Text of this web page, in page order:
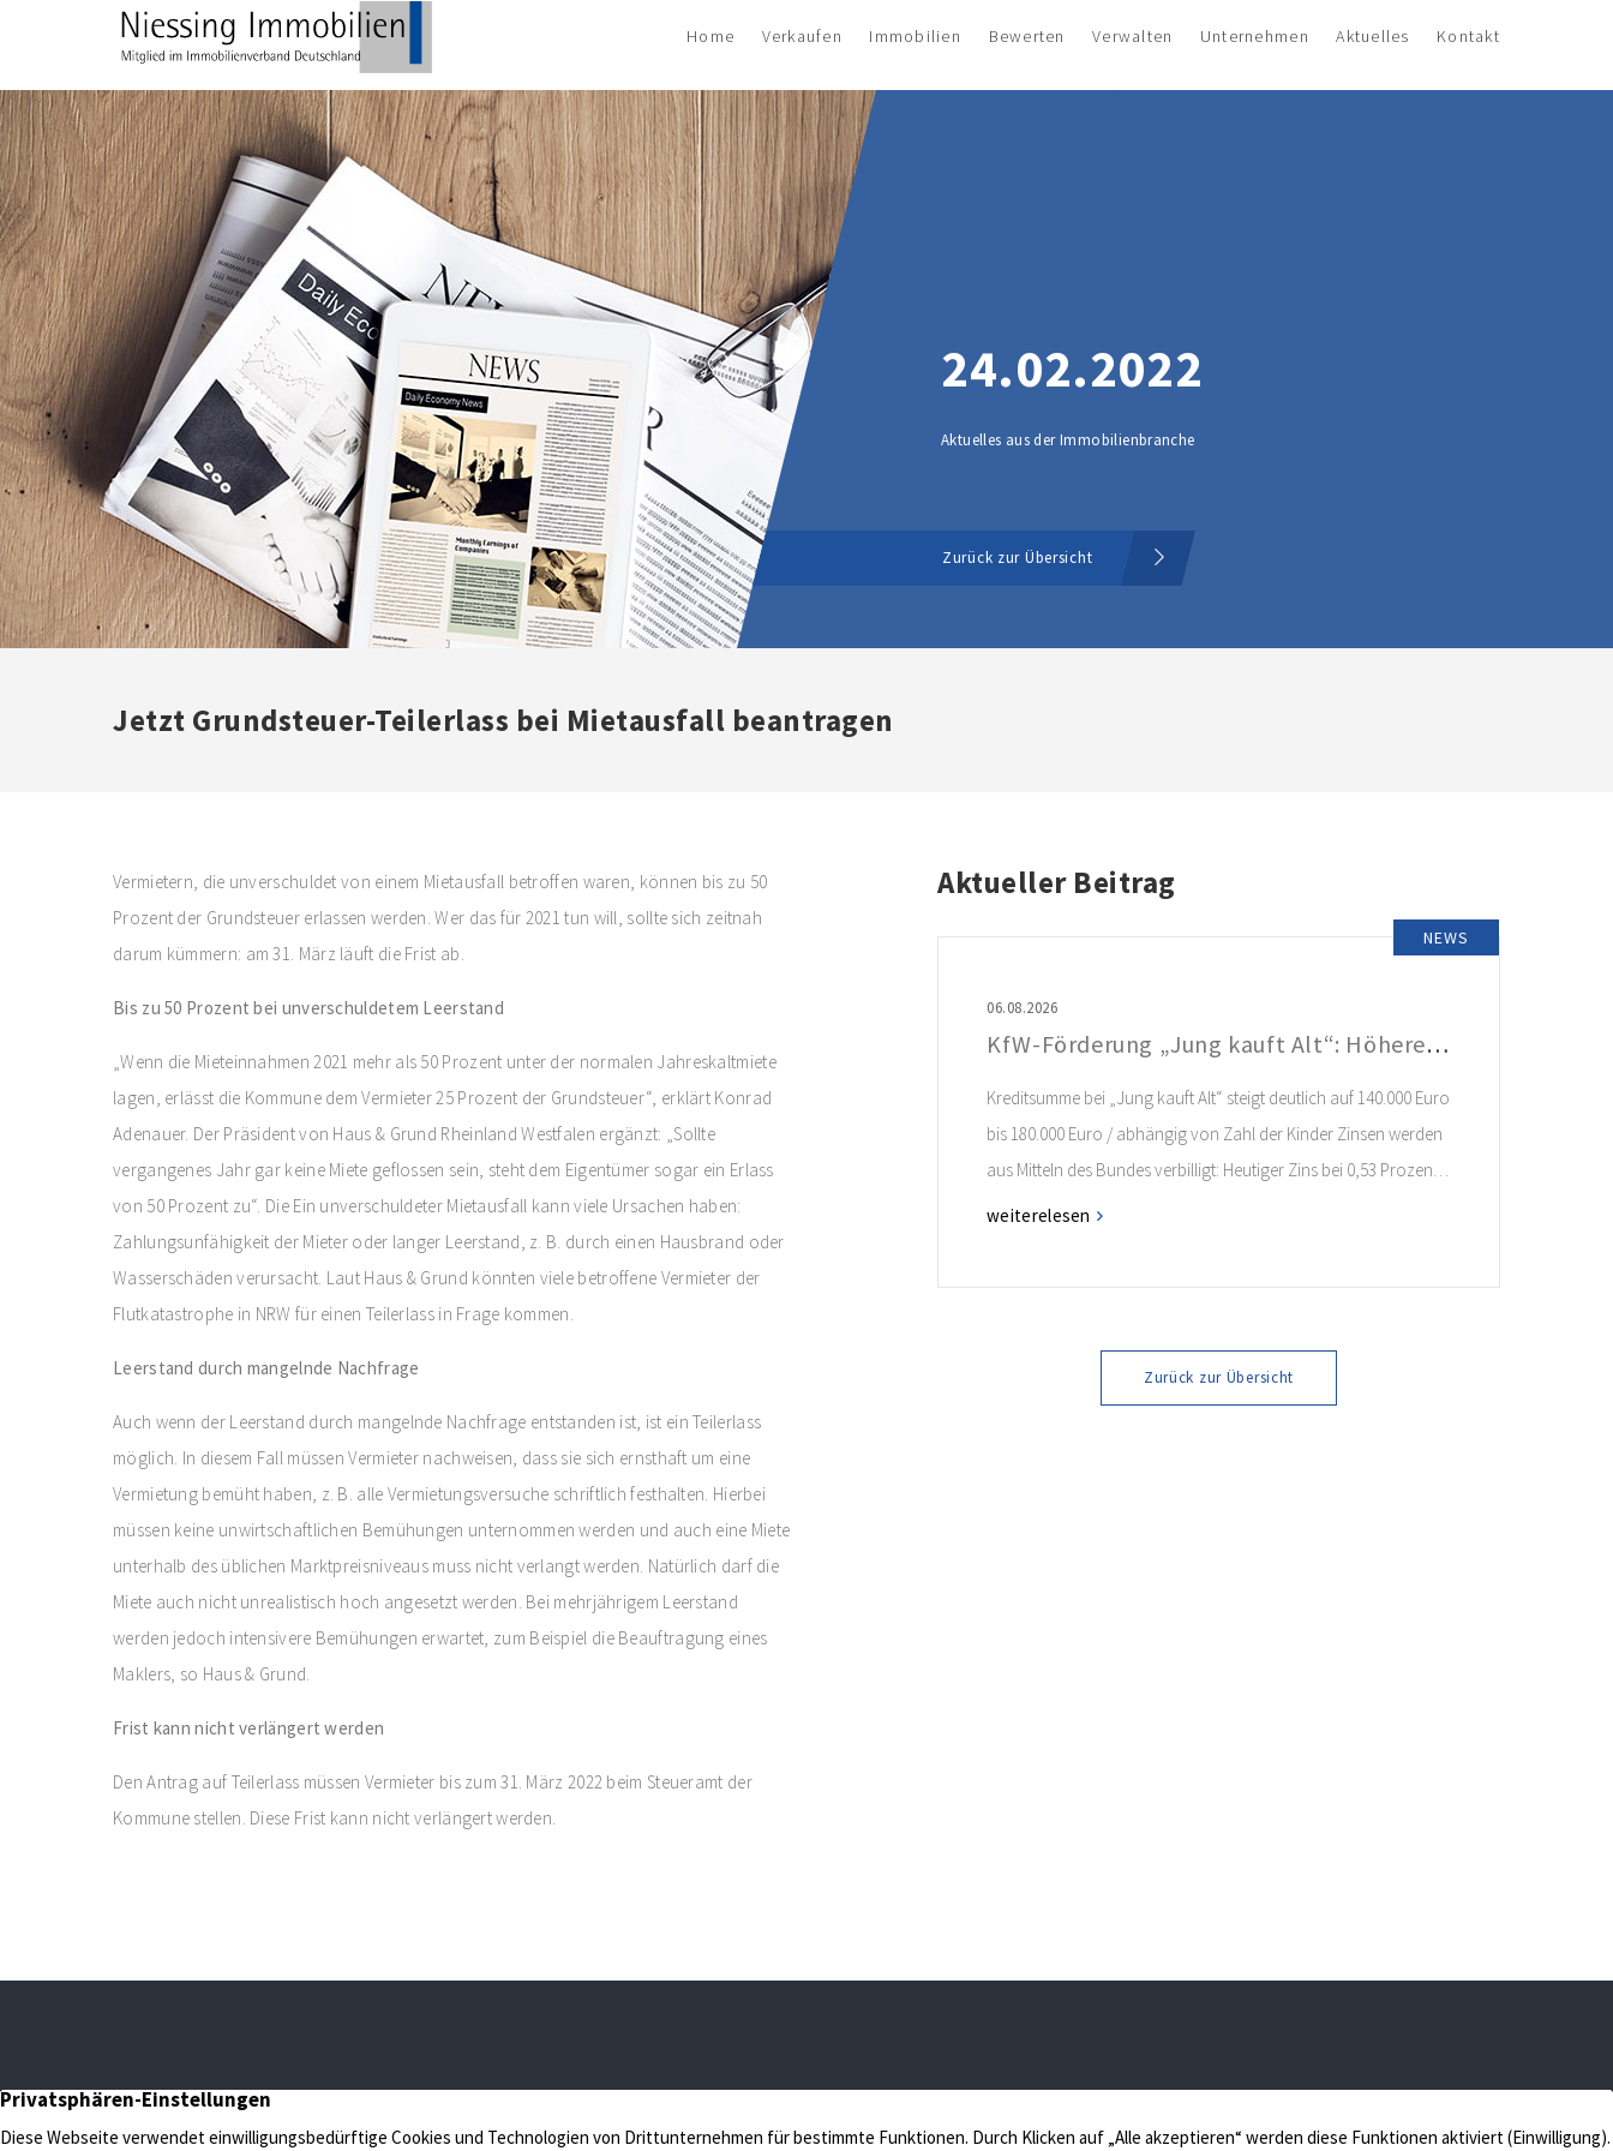
Home Verkaufen Immobilien Bewerten Verwalten Unternehmen Aktuelles Kontakt
24.02.2022
Aktuelles aus der Immobilienbranche
Zurück zur Übersicht
Jetzt Grundsteuer-Teilerlass bei Mietausfall beantragen
Vermietern, die unverschuldet von einem Mietausfall betroffen waren, können bis zu 50
Prozent der Grundsteuer erlassen werden. Wer das für 2021 tun will, sollte sich zeitnah
darum kümmern: am 31. März läuft die Frist ab.
Bis zu 50 Prozent bei unverschuldetem Leerstand
„Wenn die Mieteinnahmen 2021 mehr als 50 Prozent unter der normalen Jahreskaltmiete
lagen, erlässt die Kommune dem Vermieter 25 Prozent der Grundsteuer“, erklärt Konrad
Adenauer. Der Präsident von Haus & Grund Rheinland Westfalen ergänzt: „Sollte
vergangenes Jahr gar keine Miete geflossen sein, steht dem Eigentümer sogar ein Erlass
von 50 Prozent zu“. Die Ein unverschuldeter Mietausfall kann viele Ursachen haben:
Zahlungsunfähigkeit der Mieter oder langer Leerstand, z. B. durch einen Hausbrand oder
Wasserschäden verursacht. Laut Haus & Grund könnten viele betroffene Vermieter der
Flutkatastrophe in NRW für einen Teilerlass in Frage kommen.
Leerstand durch mangelnde Nachfrage
Auch wenn der Leerstand durch mangelnde Nachfrage entstanden ist, ist ein Teilerlass
möglich. In diesem Fall müssen Vermieter nachweisen, dass sie sich ernsthaft um eine
Vermietung bemüht haben, z. B. alle Vermietungsversuche schriftlich festhalten. Hierbei
müssen keine unwirtschaftlichen Bemühungen unternommen werden und auch eine Miete
unterhalb des üblichen Marktpreisniveaus muss nicht verlangt werden. Natürlich darf die
Miete auch nicht unrealistisch hoch angesetzt werden. Bei mehrjährigem Leerstand
werden jedoch intensivere Bemühungen erwartet, zum Beispiel die Beauftragung eines
Maklers, so Haus & Grund.
Frist kann nicht verlängert werden
Den Antrag auf Teilerlass müssen Vermieter bis zum 31. März 2022 beim Steueramt der
Kommune stellen. Diese Frist kann nicht verlängert werden.
Aktueller Beitrag
NEWS
06.08.2026
KfW-Förderung „Jung kauft Alt“: Höhere Kredite ab August 2026
Kreditsumme bei „Jung kauft Alt“ steigt deutlich auf 140.000 Euro
bis 180.000 Euro / abhängig von Zahl der Kinder Zinsen werden
aus Mitteln des Bundes verbilligt: Heutiger Zins bei 0,53 Prozent
effektiv bei 35 Jahren Laufzeit und 10 Jahren Zinsbindung
weiterelesen
Zurück zur Übersicht